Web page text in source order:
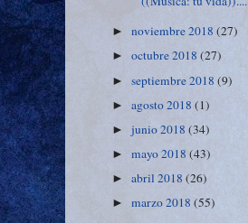
►noviembre 2018(27)
►octubre 2018(27)
►septiembre 2018(9)
►agosto 2018(1)
►junio 2018(34)
►mayo 2018(43)
►abril 2018(26)
►marzo 2018(55)